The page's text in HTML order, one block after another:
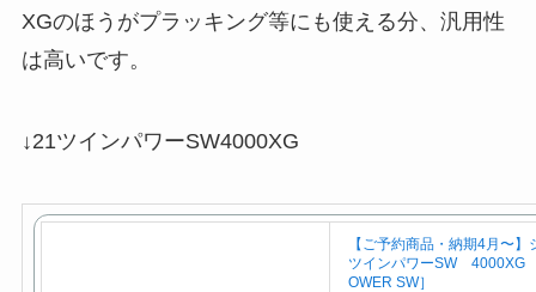
XGのほうがプラッキング等にも使える分、汎用性
は高いです。
↓21ツインパワーSW4000XG
【ご予約商品・納期4月〜
ツインパワーSW 4000XG
OWER SW］